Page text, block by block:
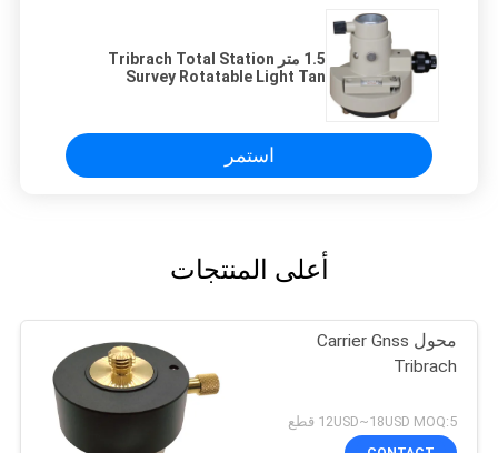
1.5 متر Tribrach Total Station
Survey Rotatable Light Tan
استمر
أعلى المنتجات
محول Carrier Gnss
Tribrach
12USD~18USD MOQ:5 قطع